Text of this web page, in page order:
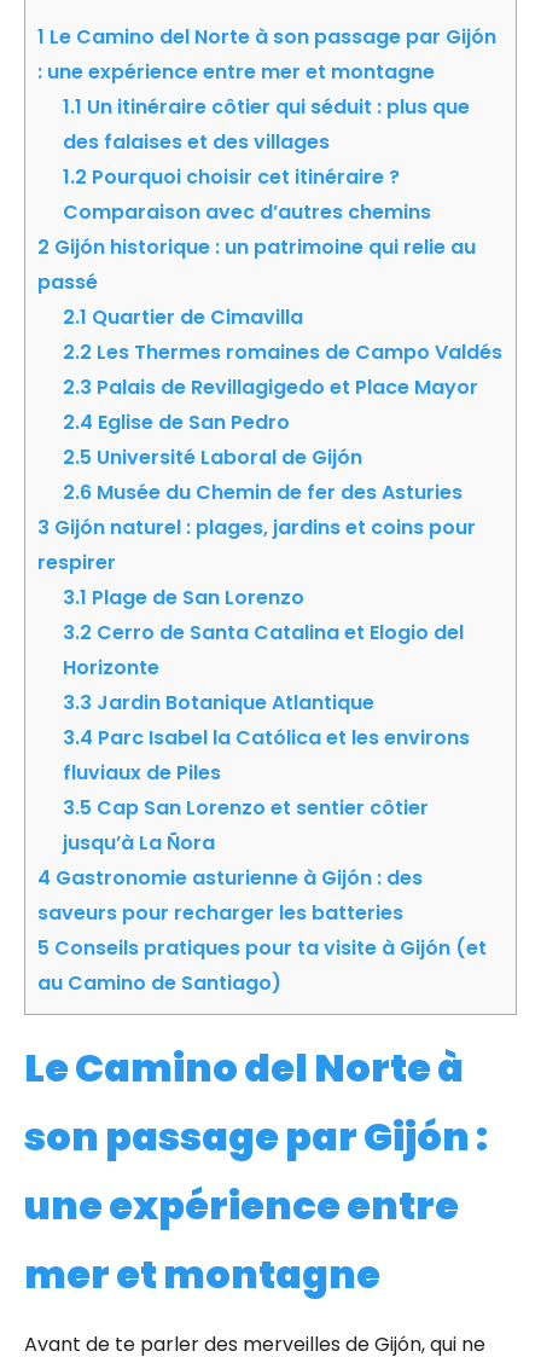
1 Le Camino del Norte à son passage par Gijón
: une expérience entre mer et montagne
1.1 Un itinéraire côtier qui séduit : plus que
des falaises et des villages
1.2 Pourquoi choisir cet itinéraire ?
Comparaison avec d’autres chemins
2 Gijón historique : un patrimoine qui relie au
passé
2.1 Quartier de Cimavilla
2.2 Les Thermes romaines de Campo Valdés
2.3 Palais de Revillagigedo et Place Mayor
2.4 Eglise de San Pedro
2.5 Université Laboral de Gijón
2.6Musée du Chemin de fer des Asturies
3 Gijón naturel : plages, jardins et coins pour
respirer
3.1 Plage de San Lorenzo
3.2 Cerro de Santa Catalina et Elogio del
Horizonte
3.3 Jardin Botanique Atlantique
3.4 Parc Isabel la Católica et les environs
fluviaux de Piles
3.5 Cap San Lorenzo et sentier côtier
jusqu’à La Ñora
4 Gastronomie asturienne à Gijón : des
saveurs pour recharger les batteries
5 Conseils pratiques pour ta visite à Gijón (et
au Camino de Santiago)
Le Camino del Norte à
son passage par Gijón :
une expérience entre
mer et montagne
Avant de te parler des merveilles de Gijón, qui ne